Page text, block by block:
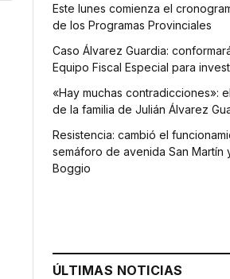
Este lunes comienza el
de los Programas Provinciales
Caso Álvarez Guardia:
Equipo Fiscal Especial para
«Hay muchas contradicciones»:
de la familia de Julián Álvarez
Resistencia: cambió el
semáforo de avenida San Martín
Boggio
ÚLTIMAS NOTICIAS